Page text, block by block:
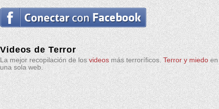
Videos de Terror
La mejor recopilación de losvideosmás terroríficos.Terror y miedoen
una sola web.